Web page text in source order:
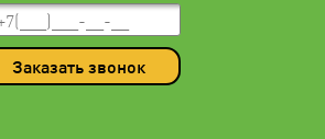
Заказать звонок